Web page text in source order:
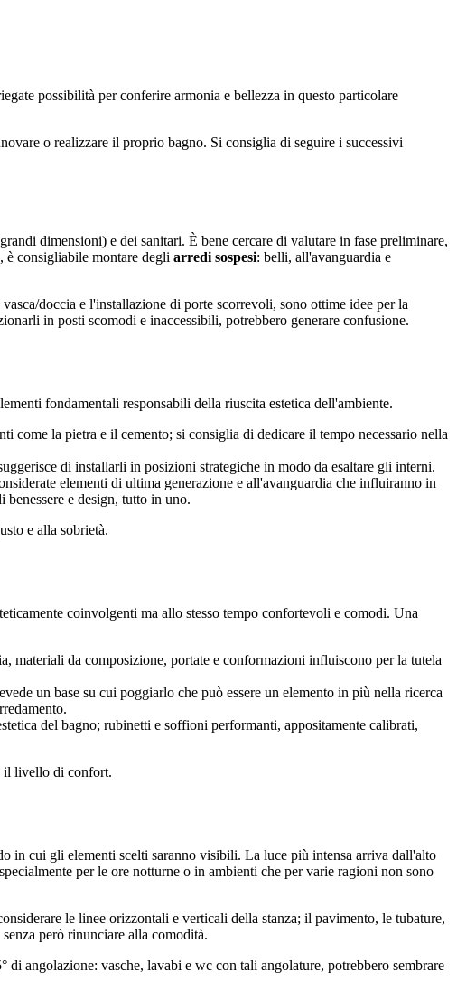
possibilità per conferire armonia e bellezza in questo particolare
o realizzare il proprio bagno. Si consiglia di seguire i successivi
dimensioni) e dei sanitari. È bene cercare di valutare in fase preliminare,
è consigliabile montare degli arredi sospesi: belli, all'avanguardia e
doccia e l'installazione di porte scorrevoli, sono ottime idee per la
in posti scomodi e inaccessibili, potrebbero generare confusione.
fondamentali responsabili della riuscita estetica dell'ambiente.
come la pietra e il cemento; si consiglia di dedicare il tempo necessario nella
di installarli in posizioni strategiche in modo da esaltare gli interni.
elementi di ultima generazione e all'avanguardia che influiranno in
benessere e design, tutto in uno.
e alla sobrietà.
coinvolgenti ma allo stesso tempo confortevoli e comodi. Una
materiali da composizione, portate e conformazioni influiscono per la tutela
un base su cui poggiarlo che può essere un elemento in più nella ricerca
del bagno; rubinetti e soffioni performanti, appositamente calibrati,
il livello di confort.
in cui gli elementi scelti saranno visibili. La luce più intensa arriva dall'alto
per le ore notturne o in ambienti che per varie ragioni non sono
le linee orizzontali e verticali della stanza; il pavimento, le tubature,
però rinunciare alla comodità.
angolazione: vasche, lavabi e wc con tali angolature, potrebbero sembrare